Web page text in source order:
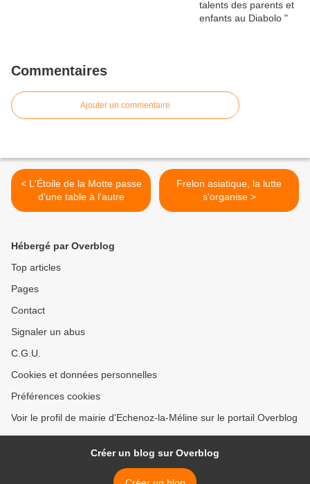
Commentaires
Ajouter un commentaire
< L'Étoile de la Motte passe
d'une table à l'autre
Frelon asiatique, la lutte
s'organise >
Hébergé par Overblog
Top articles
Pages
Contact
Signaler un abus
C.G.U.
Cookies et données personnelles
Préférences cookies
Voir le profil de mairie d'Echenoz-la-Méline sur le portail Overblog
Créer un blog sur Overblog